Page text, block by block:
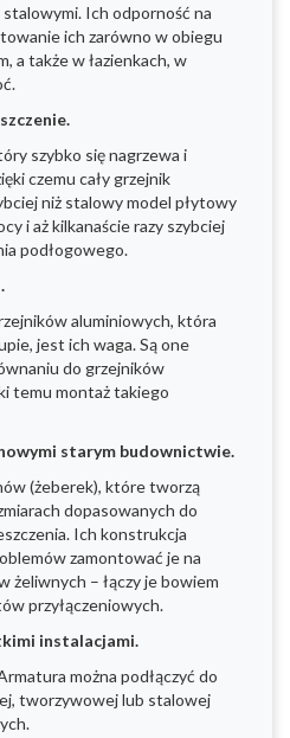
Ich odporność na
ich zarówno w obiegu
a także w łazienkach, w
szybko się nagrzewa i
czemu cały grzejnik
niż stalowy model płytowy
i aż kilkanaście razy szybciej
podłogowego.
aluminiowych, która
jest ich waga. Są one
do grzejników
temu montaż takiego
starym budownictwie.
(żeberek), które tworzą
dopasowanych do
Ich konstrukcja
zamontować je na
żeliwnych – łączy je bowiem
przyłączeniowych.
instalacjami.
można podłączyć do
tworzywowej lub stalowej